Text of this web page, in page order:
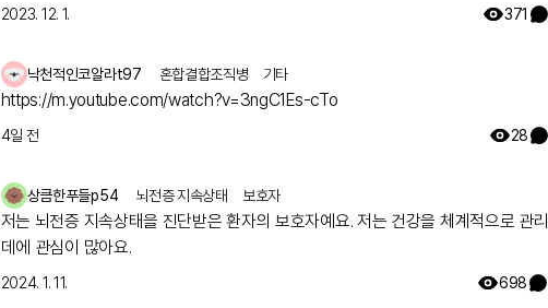
고 지방병원에서 ryr1 발견하였고 드디어 모자 모두 최종진단 받았어요. 이 글 작성후 한달
기다려보자고 하십니다 ㅠㅠ
2023. 12. 1. 371
낙천적인코알라t97 혼합결합조직병 기타
https://m.youtube.com/watch?v=3ngC1Es-cTo
4일 전 28
상큼한푸들p54 뇌전증 지속상태 보호자
저는 뇌전증 지속상태을 진단받은 환자의 보호자예요. 저는 건강을 체계적으로 관
데에 관심이 많아요.
2024. 1. 11. 698